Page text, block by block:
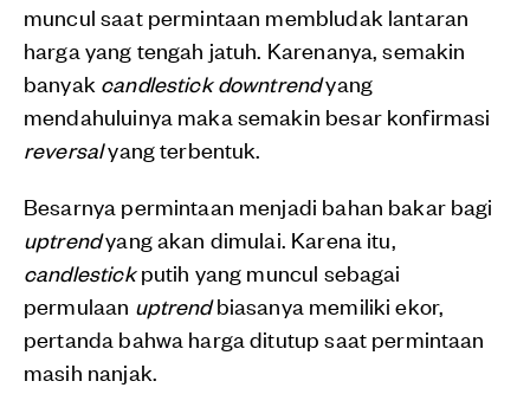
muncul saat permintaan membludak lantaran
harga yang tengah jatuh. Karenanya, semakin
banyak candlestick downtrendyang
mendahuluinya maka semakin besar konfirmasi
reversalyang terbentuk.
Besarnya permintaan menjadi bahan bakar bagi
uptrendyang akan dimulai. Karena itu,
candlestickputih yang muncul sebagai
permulaan uptrendbiasanya memiliki ekor,
pertanda bahwa harga ditutup saat permintaan
masih nanjak.